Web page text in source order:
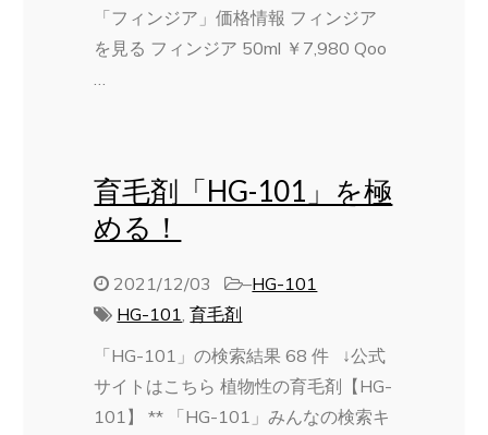
「フィンジア」価格情報 フィンジア
を見る フィンジア 50ml ￥7,980 Qoo
…
育毛剤「HG-101」を極
める！
2021/12/03 –HG-101
HG-101,育毛剤
「HG-101」の検索結果 68 件 ↓公式
サイトはこちら 植物性の育毛剤【HG-
101】 ** 「HG-101」みんなの検索キ